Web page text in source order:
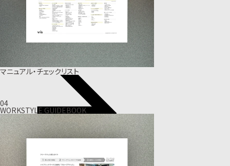
マニュアル・チェックリスト
04
WORKSTYLE GUIDEBOOK